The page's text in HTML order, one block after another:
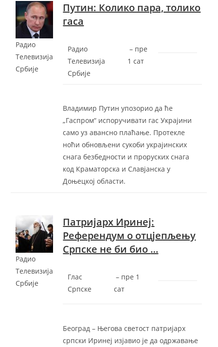
Радио
Телевизија
Србије
Путин: Колико пара, толико
гаса
Радио
Телевизија
Србије
– ‎пре
1 сат‎
Владимир Путин упозорио да ће
„Гаспром“ испоручивати гас Украјини
само уз авансно плаћање. Протекле
ноћи обновљени сукоби украјинских
снага безбедности и проруских снага
код Краматорска и Славјанска у
Доњецкој области.
Радио
Телевизија
Србије
Патријарх Иринеј:
Референдум о отцјепљењу
Српске не би био …
Глас
Српске
– ‎пре 1
сат‎
Београд – Његова светост патријарх
српски Иринеј изјавио је да одржавање